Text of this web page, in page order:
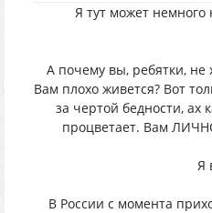
Я тут может немного
А почему вы, ребятки, не
Вам плохо живется? Вот
за чертой бедности, ах
процветает. Вам
Я
В России с момента